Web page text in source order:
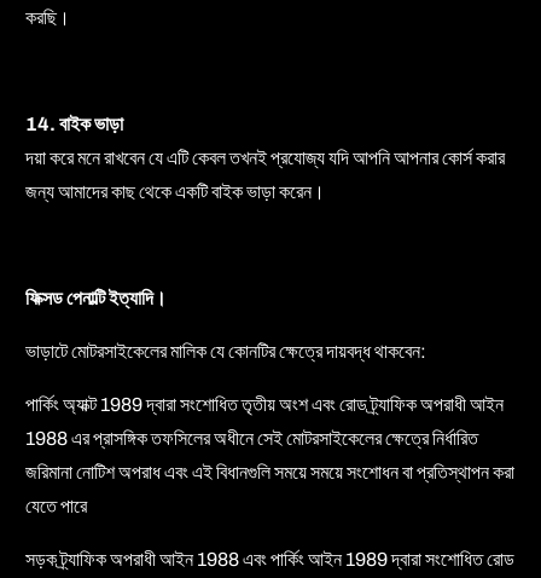
করছি।
14. বাইক ভাড়া
দয়া করে মনে রাখবেন যে এটি কেবল তখনই প্রযোজ্য যদি আপনি আপনার কোর্স করার
জন্য আমাদের কাছ থেকে একটি বাইক ভাড়া করেন।
ফিক্সড পেনাল্টি ইত্যাদি।
ভাড়াটে মোটরসাইকেলের মালিক যে কোনটির ক্ষেত্রে দায়বদ্ধ থাকবেন:
পার্কিং অ্যাক্ট 1989 দ্বারা সংশোধিত তৃতীয় অংশ এবং রোড ট্র্যাফিক অপরাধী আইন
1988 এর প্রাসঙ্গিক তফসিলের অধীনে সেই মোটরসাইকেলের ক্ষেত্রে নির্ধারিত
জরিমানা নোটিশ অপরাধ এবং এই বিধানগুলি সময়ে সময়ে সংশোধন বা প্রতিস্থাপন করা
যেতে পারে
সড়ক ট্র্যাফিক অপরাধী আইন 1988 এবং পার্কিং আইন 1989 দ্বারা সংশোধিত রোড